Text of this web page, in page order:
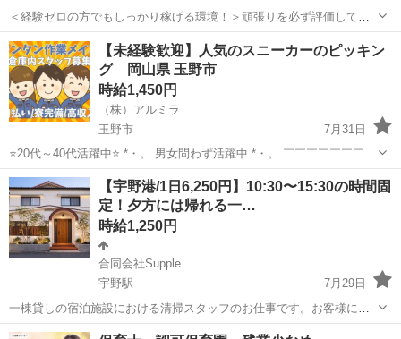
＜経験ゼロの方でもしっかり稼げる環境！＞頑張りを必ず評価してく
れる職場なので努力次第で時給はどんどんUP！ プロのコーディネータ
ーがサポートします♪ お急ぎの方は『06-4963-0032』にお電話下さ
い！ ...
岡山 玉野市 倉庫 時給
【未経験歓迎】人気のスニーカーのピッキン
グ 岡山県 玉野市
時給1,450円
（株）アルミラ
玉野市
7月31日
⭐20代～40代活躍中⭐ *・。 男女問わず活躍中 *・。 ￣￣￣￣￣￣￣￣
￣￣￣￣￣￣￣ 超カンタン作業のみなので 経験や資格は必要ナシ！
活躍中のスタッフさんも約80％が未経験からのスタート♪ 初めて...
岡山 玉野市 倉庫 時給
【宇野港/1日6,250円】10:30〜15:30の時間固
定！夕方には帰れる一…
時給1,250円
合同会社Supple
宇野駅
7月29日
一棟貸しの宿泊施設における清掃スタッフのお仕事です。お客様に快
適な滞在を提供するため、清掃業務を中心に担当していただきます。
岡山 玉野市 宇野駅 その他 オープニング